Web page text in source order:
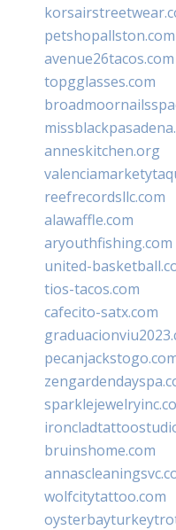
petshopallston.com
avenue26tacos.com
topgglasses.com
anneskitchen.org
reefrecordsllc.com
alawaffle.com
aryouthfishing.com
united-
tios-tacos.com
cafecito-satx.com
bruinshome.com
wolfcitytattoo.com